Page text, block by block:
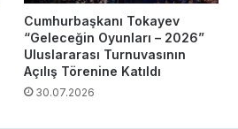
Cumhurbaşkanı Tokayev
“Geleceğin Oyunları – 2026”
Uluslararası Turnuvasının
Açılış Törenine Katıldı
30.07.2026